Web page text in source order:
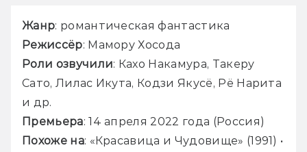
Жанр: романтическая фантастика
Режиссёр: Мамору Хосода
Роли озвучили: Кахо Накамура, Такеру
Сато, Лилас Икута, Кодзи Якусё, Рё Нарита
и др.
Премьера: 14 апреля 2022 года (Россия)
Похоже на: «Красавица и Чудовище» (1991) •